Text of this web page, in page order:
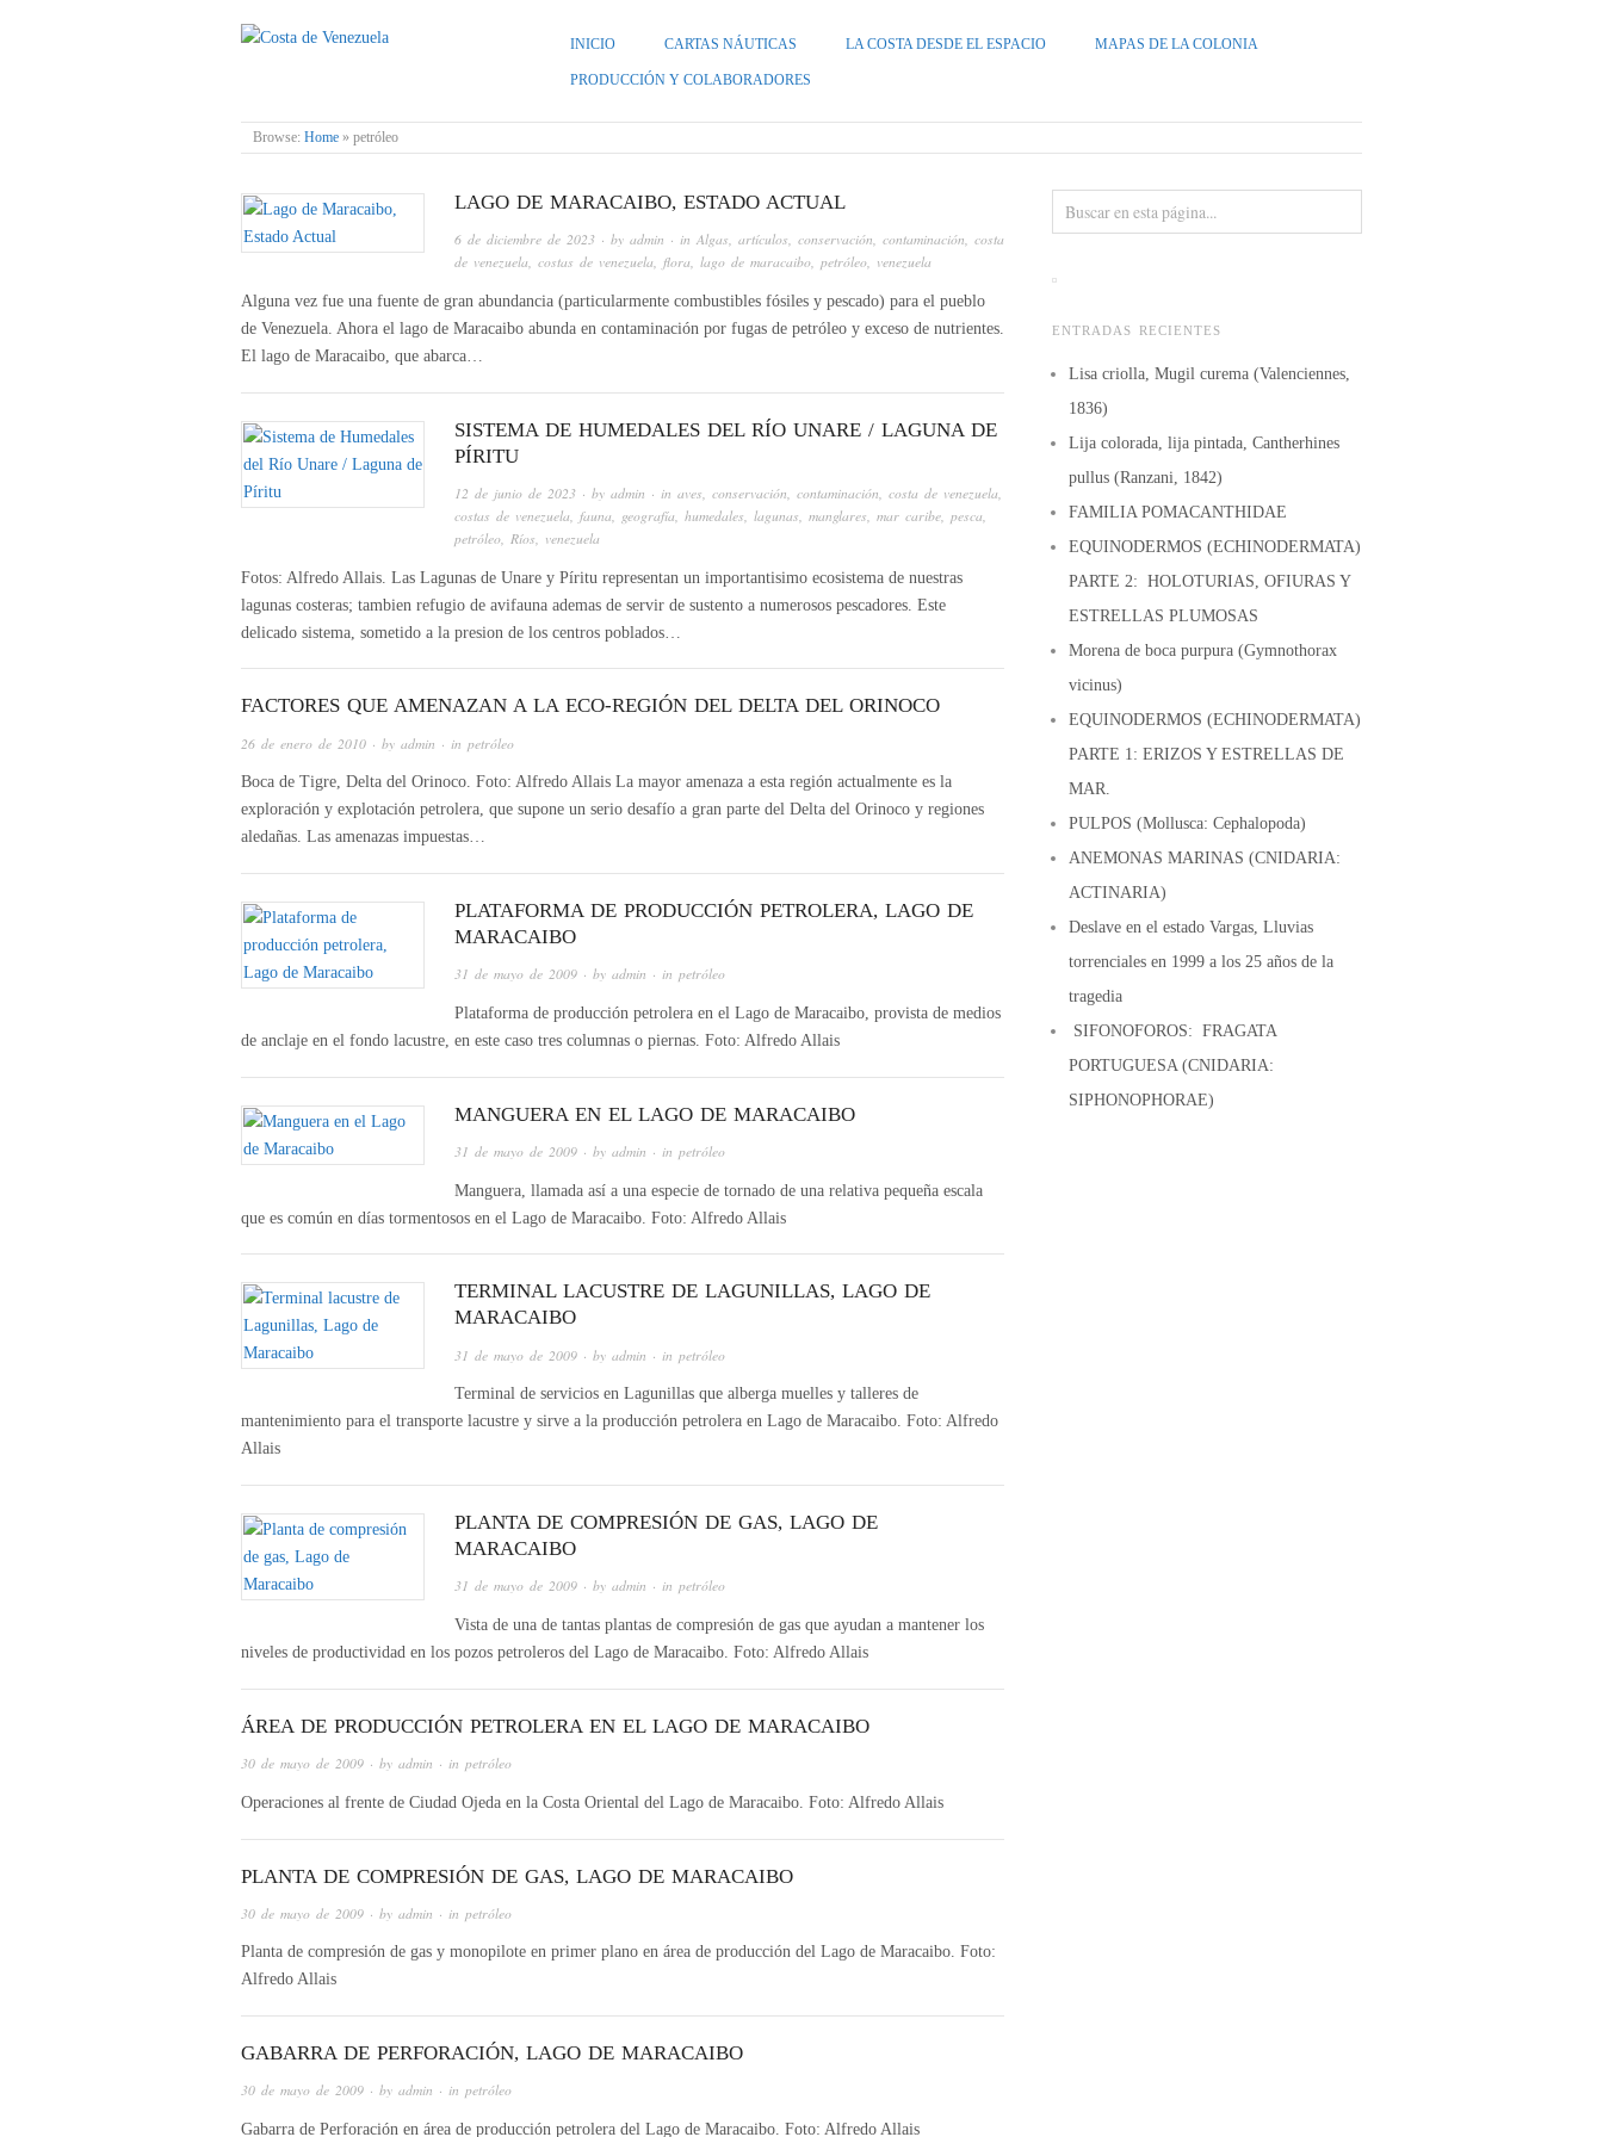
COSTA DE VENEZUELA
INICIO CARTAS NÁUTICAS LA COSTA DESDE EL ESPACIO MAPAS DE LA COLONIA
PRODUCCIÓN Y COLABORADORES
Browse: Home » petróleo
LAGO DE MARACAIBO, ESTADO ACTUAL
6 de diciembre de 2023 · by admin · in Algas, artículos, conservación, contaminación, costa
de venezuela, costas de venezuela, flora, lago de maracaibo, petróleo, venezuela
Alguna vez fue una fuente de gran abundancia (particularmente combustibles fósiles y pescado) para el pueblo
de Venezuela. Ahora el lago de Maracaibo abunda en contaminación por fugas de petróleo y exceso de nutrientes.
El lago de Maracaibo, que abarca…
SISTEMA DE HUMEDALES DEL RÍO UNARE / LAGUNA DE
PÍRITU
12 de junio de 2023 · by admin · in aves conservación contaminación costa de venezuela
costas de venezuela
fauna geografía humedales lagunas manglares mar caribe pesca
petróleo Ríos venezuela
Fotos: Alfredo Allais. Las Lagunas de Unare y Píritu representan un importantisimo ecosistema de nuestras
lagunas costeras; tambien refugio de avifauna ademas de servir de sustento a numerosos pescadores. Este
delicado sistema, sometido a la presion de los centros poblados…
FACTORES QUE AMENAZAN A LA ECO-REGIÓN DEL DELTA DEL ORINOCO
26 de enero de 2010 · by admin · in petróleo
Boca de Tigre, Delta del Orinoco. Foto: Alfredo Allais La mayor amenaza a esta región actualmente es la
exploración y explotación petrolera, que supone un serio desafío a gran parte del Delta del Orinoco y regiones
aledañas. Las amenazas impuestas…
PLATAFORMA DE PRODUCCIÓN PETROLERA, LAGO DE
MARACAIBO
31 de mayo de 2009 · by admin · in petróleo
Plataforma de producción petrolera en el Lago de Maracaibo, provista de medios
de anclaje en el fondo lacustre, en este caso tres columnas o piernas. Foto: Alfredo Allais
MANGUERA EN EL LAGO DE MARACAIBO
31 de mayo de 2009 · by admin · in petróleo
Manguera, llamada así a una especie de tornado de una relativa pequeña escala
que es común en días tormentosos en el Lago de Maracaibo. Foto: Alfredo Allais
TERMINAL LACUSTRE DE LAGUNILLAS, LAGO DE
MARACAIBO
31 de mayo de 2009 · by admin · in petróleo
Terminal de servicios en Lagunillas que alberga muelles y talleres de
mantenimiento para el transporte lacustre y sirve a la producción petrolera en Lago de Maracaibo. Foto: Alfredo
Allais
PLANTA DE COMPRESIÓN DE GAS, LAGO DE
MARACAIBO
31 de mayo de 2009 · by admin · in petróleo
Vista de una de tantas plantas de compresión de gas que ayudan a mantener los
niveles de productividad en los pozos petroleros del Lago de Maracaibo. Foto: Alfredo Allais
ÁREA DE PRODUCCIÓN PETROLERA EN EL LAGO DE MARACAIBO
30 de mayo de 2009 · by admin · in petróleo
Operaciones al frente de Ciudad Ojeda en la Costa Oriental del Lago de Maracaibo. Foto: Alfredo Allais
PLANTA DE COMPRESIÓN DE GAS, LAGO DE MARACAIBO
30 de mayo de 2009 · by admin · in petróleo
Planta de compresión de gas y monopilote en primer plano en área de producción del Lago de Maracaibo. Foto:
Alfredo Allais
GABARRA DE PERFORACIÓN, LAGO DE MARACAIBO
30 de mayo de 2009 · by admin · in petróleo
Gabarra de Perforación en área de producción petrolera del Lago de Maracaibo. Foto: Alfredo Allais
ENTRADAS RECIENTES
Lisa criolla, Mugil curema (Valenciennes,
1836)
Lija colorada, lija pintada, Cantherhines
pullus (Ranzani, 1842)
FAMILIA POMACANTHIDAE
EQUINODERMOS (ECHINODERMATA)
PARTE 2: HOLOTURIAS, OFIURAS Y
ESTRELLAS PLUMOSAS
Morena de boca purpura (Gymnothorax
vicinus)
EQUINODERMOS (ECHINODERMATA)
PARTE 1: ERIZOS Y ESTRELLAS DE
MAR.
PULPOS (Mollusca: Cephalopoda)
ANEMONAS MARINAS (CNIDARIA:
ACTINARIA)
Deslave en el estado Vargas, Lluvias
torrenciales en 1999 a los 25 años de la
tragedia
SIFONOFOROS: FRAGATA
PORTUGUESA (CNIDARIA:
SIPHONOPHORAE)